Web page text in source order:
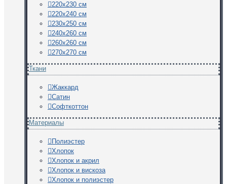
220х230 см
220х240 см
230х250 см
240х260 см
260х260 см
270х270 см
Ткани
Жаккард
Сатин
Софткоттон
Материалы
Полиэстер
Хлопок
Хлопок и акрил
Хлопок и вискоза
Хлопок и полиэстер